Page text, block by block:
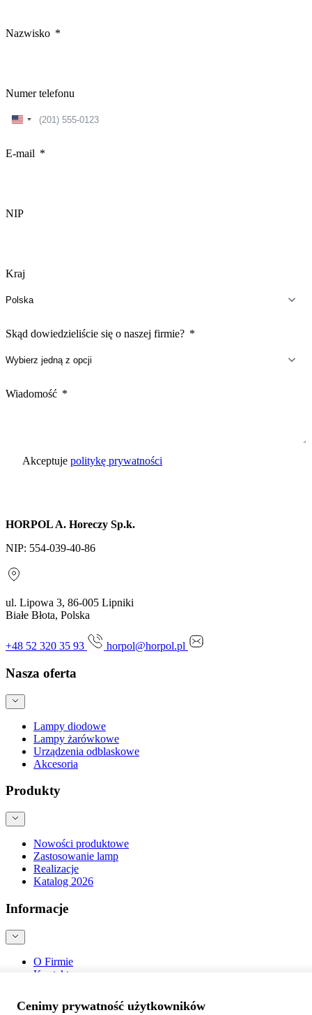
Nazwisko
Numer telefonu
United
E-mail
NIP
Kraj
Skąd dowiedzieliście się o naszej firmie?
Wiadomość
Akceptuje politykę prywatności
HORPOL A. Horeczy Sp.k.
NIP: 554-039-40-86
ul. Lipowa 3, 86-005 Lipniki
Białe Błota, Polska
+48 52 320 35 93 horpol@horpol.pl
Nasza oferta
Lampy diodowe
Lampy żarówkowe
Urządzenia odblaskowe
Akcesoria
Produkty
Nowości produktowe
Zastosowanie lamp
Realizacje
Katalog 2026
Informacje
O Firmie
Kontakt
Bezpieczeństwo produktów
Cenimy prywatność użytkowników